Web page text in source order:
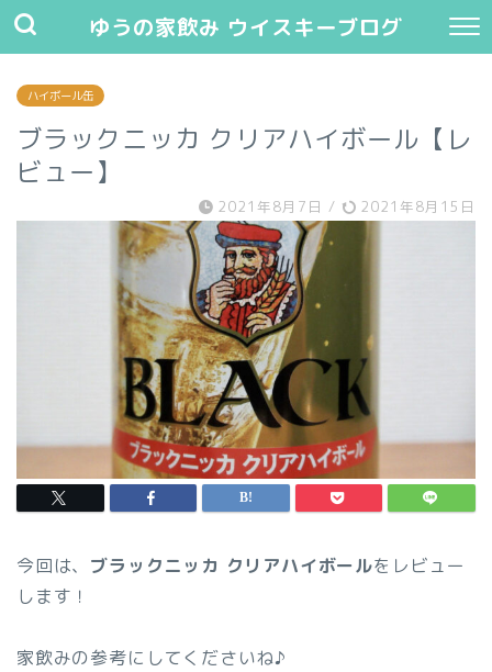
ゆうの家飲み ウイスキーブログ
ハイボール缶
ブラックニッカ クリアハイボール【レ
ビュー】
2021年8月7日 / 2021年8月15日
今回は、 ブラックニッカ クリアハイボールをレビュー
します！
家飲みの参考にしてくださいね♪